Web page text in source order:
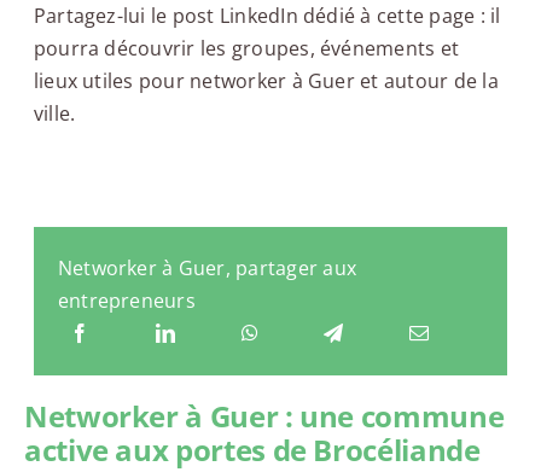
Partagez-lui le post LinkedIn dédié à cette page : il
pourra découvrir les groupes, événements et
lieux utiles pour networker à Guer et autour de la
ville.
Networker à Guer, partager aux
entrepreneurs
Networker à Guer : une commune
active aux portes de Brocéliande